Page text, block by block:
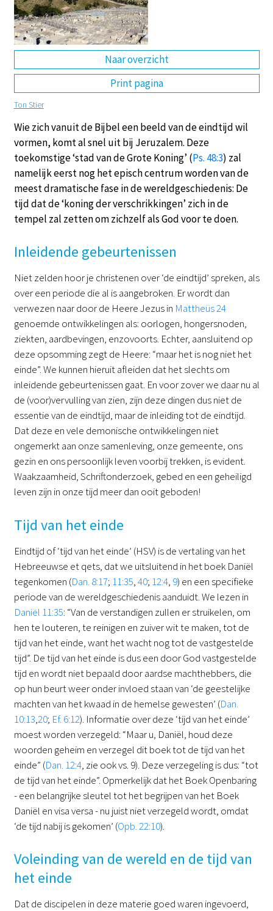
Naar overzicht
Print pagina
Ton Stier
Wie zich vanuit de Bijbel een beeld van de eindtijd wil
vormen, komt al snel uit bij Jeruzalem. Deze
toekomstige ‘stad van de Grote Koning’ (Ps. 48:3) zal
namelijk eerst nog het episch centrum worden van de
meest dramatische fase in de wereldgeschiedenis: De
tijd dat de ‘koning der verschrikkingen’ zich in de
tempel zal zetten om zichzelf als God voor te doen.
Inleidende gebeurtenissen
Niet zelden hoor je christenen over ‘de eindtijd’ spreken, als
over een periode die al is aangebroken. Er wordt dan
verwezen naar door de Heere Jezus in Mattheüs 24
genoemde ontwikkelingen als: oorlogen, hongersnoden,
ziekten, aardbevingen, enzovoorts. Echter, aansluitend op
deze opsomming zegt de Heere: “maar het is nog niet het
einde”. We kunnen hieruit afleiden dat het slechts om
inleidende gebeurtenissen gaat. En voor zover we daar nu al
de (voor)vervulling van zien, zijn deze dingen dus niet de
essentie van de eindtijd, maar de inleiding tot de eindtijd.
Dat deze en vele demonische ontwikkelingen niet
ongemerkt aan onze samenleving, onze gemeente, ons
gezin en ons persoonlijk leven voorbij trekken, is evident.
Waakzaamheid, Schriftonderzoek, gebed en een geheiligd
leven zijn in onze tijd meer dan ooit geboden!
Tijd van het einde
Eindtijd of ‘tijd van het einde’ (HSV) is de vertaling van het
Hebreeuwse et qets, dat we uitsluitend in het boek Daniël
tegenkomen (Dan. 8:17; 11:35,40; 12:4, 9) en een specifieke
periode van de wereldgeschiedenis aanduidt. We lezen in
Daniël 11:35: “Van de verstandigen zullen er struikelen, om
hen te louteren, te reinigen en zuiver wit te maken, tot de
tijd van het einde, want het wacht nog tot de vastgestelde
tijd”. De tijd van het einde is dus een door God vastgestelde
tijd en wordt niet bepaald door aardse machthebbers, die
op hun beurt weer onder invloed staan van ‘de geestelijke
machten van het kwaad in de hemelse gewesten’ (Dan.
10:13,20; Ef. 6:12). Informatie over deze ‘tijd van het einde’
moest worden verzegeld: “Maar u, Daniël, houd deze
woorden geheim en verzegel dit boek tot de tijd van het
einde” (Dan. 12:4, zie ook vs. 9). Deze verzegeling is dus: “tot
de tijd van het einde”. Opmerkelijk dat het Boek Openbaring
- een belangrijke sleutel tot het begrijpen van het Boek
Daniël en visa versa - nu juist niet verzegeld wordt, omdat
‘de tijd nabij is gekomen’ (Opb. 22:10).
Voleinding van de wereld en de tijd van
het einde
Dat de discipelen in deze materie goed waren ingevoerd,
DE EN